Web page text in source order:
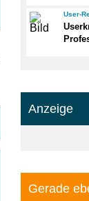
User-
Anzeige
Gerade